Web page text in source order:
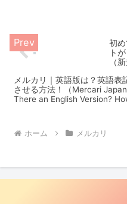
初
ト
（
メルカリ｜英語版は？英語表
させる方法！（Mercari
There an English Version?
ホーム メルカリ